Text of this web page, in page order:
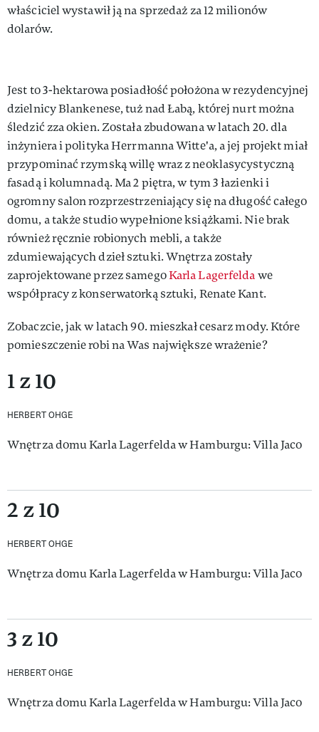
właściciel wystawił ją na sprzedaż za 12 milionów
dolarów.
Jest to 3-hektarowa posiadłość położona w rezydencyjnej
dzielnicy Blankenese, tuż nad Łabą, której nurt można
śledzić zza okien. Została zbudowana w latach 20. dla
inżyniera i polityka Herrmanna Witte'a, a jej projekt miał
przypominać rzymską willę wraz z neoklasycystyczną
fasadą i kolumnadą. Ma 2 piętra, w tym 3 łazienki i
ogromny salon rozprzestrzeniający się na długość całego
domu, a także studio wypełnione książkami. Nie brak
również ręcznie robionych mebli, a także
zdumiewających dzieł sztuki. Wnętrza zostały
zaprojektowane przez samegoKarla Lagerfeldawe
współpracy z konserwatorką sztuki, Renate Kant.
Zobaczcie, jak w latach 90. mieszkał cesarz mody. Które
pomieszczenie robi na Was największe wrażenie?
1 z 10
HERBERT OHGE
Wnętrza domu Karla Lagerfelda w Hamburgu: Villa Jaco
2 z 10
HERBERT OHGE
Wnętrza domu Karla Lagerfelda w Hamburgu: Villa Jaco
3 z 10
HERBERT OHGE
Wnętrza domu Karla Lagerfelda w Hamburgu: Villa Jaco